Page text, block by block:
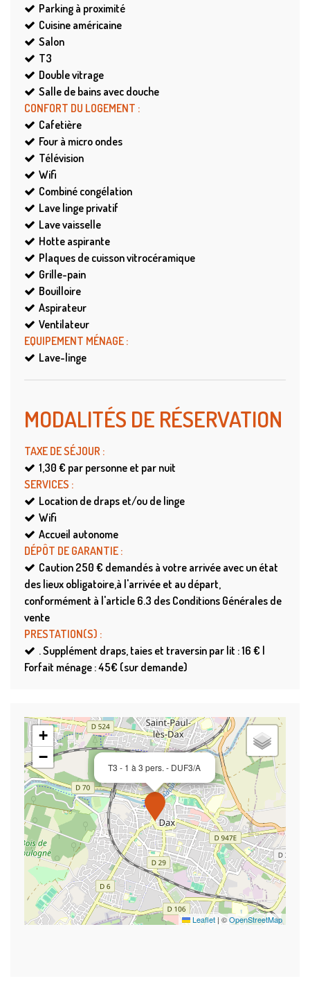
Parking à proximité
Cuisine américaine
Salon
T3
Double vitrage
Salle de bains avec douche
CONFORT DU LOGEMENT :
Cafetière
Four à micro ondes
Télévision
Wifi
Combiné congélation
Lave linge privatif
Lave vaisselle
Hotte aspirante
Plaques de cuisson vitrocéramique
Grille-pain
Bouilloire
Aspirateur
Ventilateur
EQUIPEMENT MÉNAGE :
Lave-linge
MODALITÉS DE RÉSERVATION
TAXE DE SÉJOUR :
1,30 € par personne et par nuit
SERVICES :
Location de draps et/ou de linge
Wifi
Accueil autonome
DÉPÔT DE GARANTIE :
Caution 250 € demandés à votre arrivée avec un état
des lieux obligatoire,à l'arrivée et au départ,
conformément à l'article 6.3 des Conditions Générales de
vente
PRESTATION(S) :
.Supplément draps, taies et traversin par lit : 16 € |
Forfait ménage : 45€ (sur demande)
T3 - 1 à 3 pers. - DUF3/A
+
−
Leaflet | ©OpenStreetMap